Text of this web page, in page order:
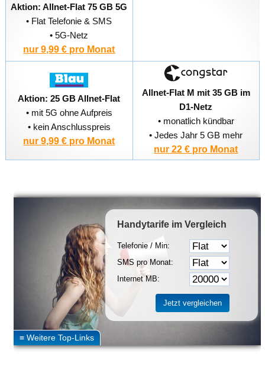
Aktion: Allnet-Flat 75 GB 5G
• Flat Telefonie & SMS
• 5G-Netz
nur 9,99 € pro Monat
Aktion: 25 GB Allnet-Flat
• mit 5G ohne Aufpreis
• kein Anschlusspreis
nur 9,99 € pro Monat
Allnet-Flat M mit 35 GB im
D1-Netz
• monatlich kündbar
• Jedes Jahr 5 GB mehr
nur 22 € pro Monat
Handytarife im Vergleich
Telefonie / Min:
SMS pro Monat:
Internet MB: